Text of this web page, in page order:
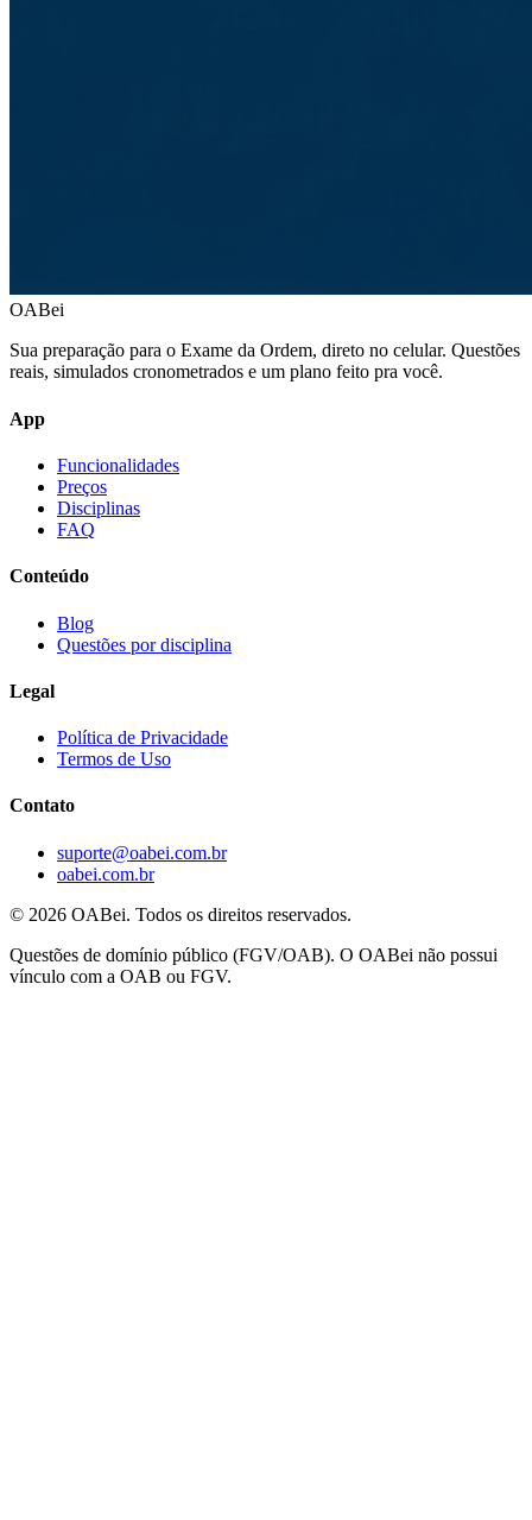
OABei
Sua preparação para o Exame da Ordem, direto no celular. Questões
reais, simulados cronometrados e um plano feito pra você.
App
Funcionalidades
Preços
Disciplinas
FAQ
Conteúdo
Blog
Questões por disciplina
Legal
Política de Privacidade
Termos de Uso
Contato
suporte@oabei.com.br
oabei.com.br
© 2026 OABei. Todos os direitos reservados.
Questões de domínio público (FGV/OAB). O OABei não possui
vínculo com a OAB ou FGV.